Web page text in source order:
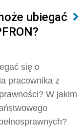
ubiegać
się o
pracownika z
W jakim